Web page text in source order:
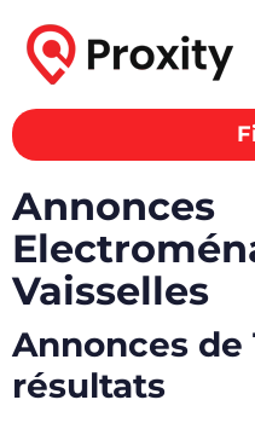
Annonces
Vaisselles
Annonces de
résultats